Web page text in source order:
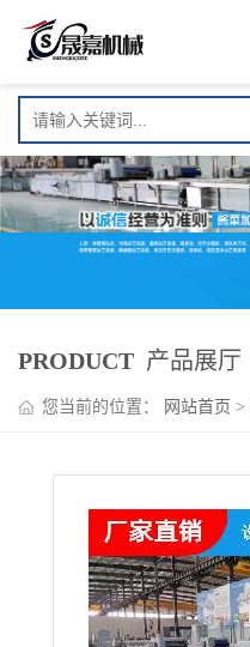
PRODUCT 产品展厅
您当前的位置： 网站首页 >